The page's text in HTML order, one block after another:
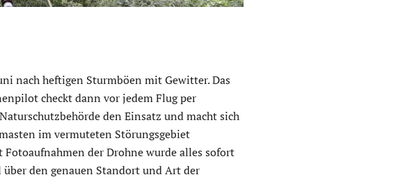
nach heftigen Sturmböen mit Gewitter. Das
checkt dann vor jedem Flug per
den Einsatz und macht sich
im vermuteten Störungsgebiet
der Drohne wurde alles sofort
den genauen Standort und Art der